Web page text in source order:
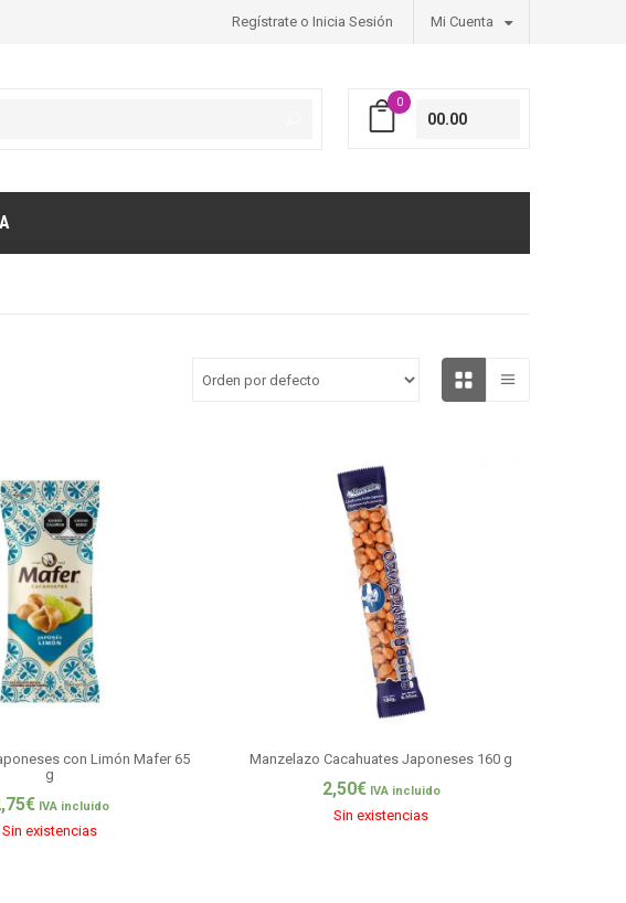
Regístrate o Inicia Sesión Mi Cuenta
0
00.00
con Limón Mafer 65
g
€ IVA incluido
Sin existencias
Manzelazo Cacahuates Japoneses 160 g
2,50€ IVA incluido
Sin existencias